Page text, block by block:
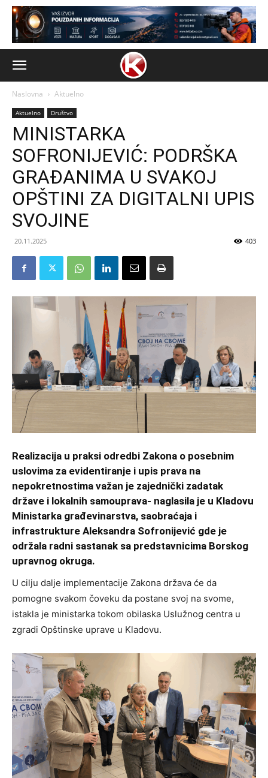
Naslovna Aktuelno
Aktuelno Društvo
MINISTARKA
SOFRONIJEVIĆ: PODRŠKA
GRAĐANIMA U SVAKOJ
OPŠTINI ZA DIGITALNI UPIS
SVOJINE
20.11.2025 403
Realizacija u praksi odredbi Zakona o posebnim
uslovima za evidentiranje i upis prava na
nepokretnostima važan je zajednički zadatak
države i lokalnih samouprava- naglasila je u Kladovu
Ministarka građevinarstva, saobraćaja i
infrastrukture Aleksandra Sofronijević gde je
održala radni sastanak sa predstavnicima Borskog
upravnog okruga.
U cilju dalje implementacije Zakona država će da
pomogne svakom čoveku da postane svoj na svome,
istakla je ministarka tokom obilaska Uslužnog centra u
zgradi Opštinske uprave u Kladovu.